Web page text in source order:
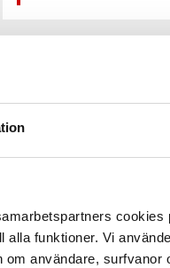
cookies
funktioner. Vi
användare, surfvanor